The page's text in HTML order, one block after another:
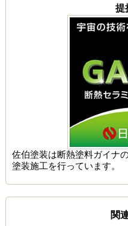
提
佐伯塗装は断熱塗料ガイナ
塗装施工を行っています。
関